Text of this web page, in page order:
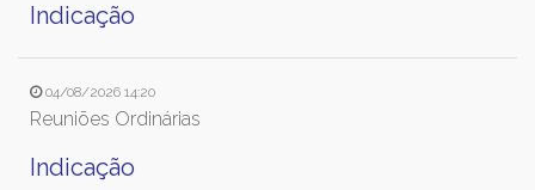
Indicação
04/08/2026 14:20
Reuniões Ordinárias
Indicação